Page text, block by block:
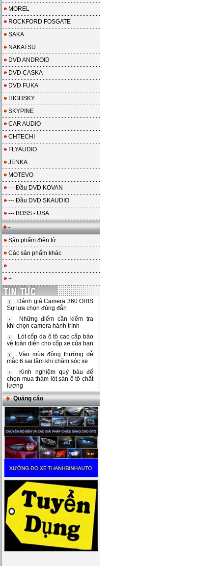
MOREL
ROCKFORD FOSGATE
SAKA
NAKATSU
DVD ANDROID
DVD CASKA
DVD FUKA
HIGHSKY
SKYPINE
CAR AUDIO
CHTECHI
FLYAUDIO
JENKA
MOTEVO
--- Đầu DVD KOVAN
--- Đầu DVD SKAUDIO
--- BOSS - USA
-
Sản phẩm điện tử
Các sản phẩm khác
-
+
Đánh giá Camera 360 ORIS
Sự lựa chọn đúng đắn
Những điểm cần kiểm tra
khi chọn camera hành trình
Lót cốp da ô tô cao cấp bảo
vệ toàn diện cho cốp xe của bạn
Vào mùa đông thường dễ
mắc 6 sai lầm khi chăm sóc xe
Kinh nghiệm quý báu để
chọn mua thảm lót sàn ô tô chất
lượng
Quảng cáo